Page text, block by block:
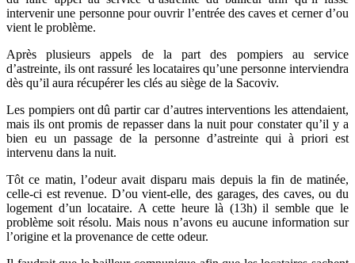
intervenir une personne pour ouvrir l’entrée des caves et cerner d’ou
vient le problème.
Après plusieurs appels de la part des pompiers au service
d’astreinte, ils ont rassuré les locataires qu’une personne interviendra
dès qu’il aura récupérer les clés au siège de la Sacoviv.
Les pompiers ont dû partir car d’autres interventions les attendaient,
mais ils ont promis de repasser dans la nuit pour constater qu’il y a
bien eu un passage de la personne d’astreinte qui à priori est
intervenu dans la nuit.
Tôt ce matin, l’odeur avait disparu mais depuis la fin de matinée,
celle-ci est revenue. D’ou vient-elle, des garages, des caves, ou du
logement d’un locataire. A cette heure là (13h) il semble que le
problème soit résolu. Mais nous n’avons eu aucune information sur
l’origine et la provenance de cette odeur.